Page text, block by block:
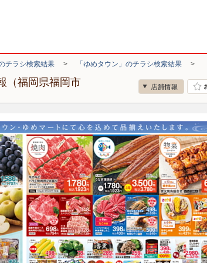
チラシ検索結果 > 「ゆめタウン」のチラシ検索結果 >
（福岡県福岡市